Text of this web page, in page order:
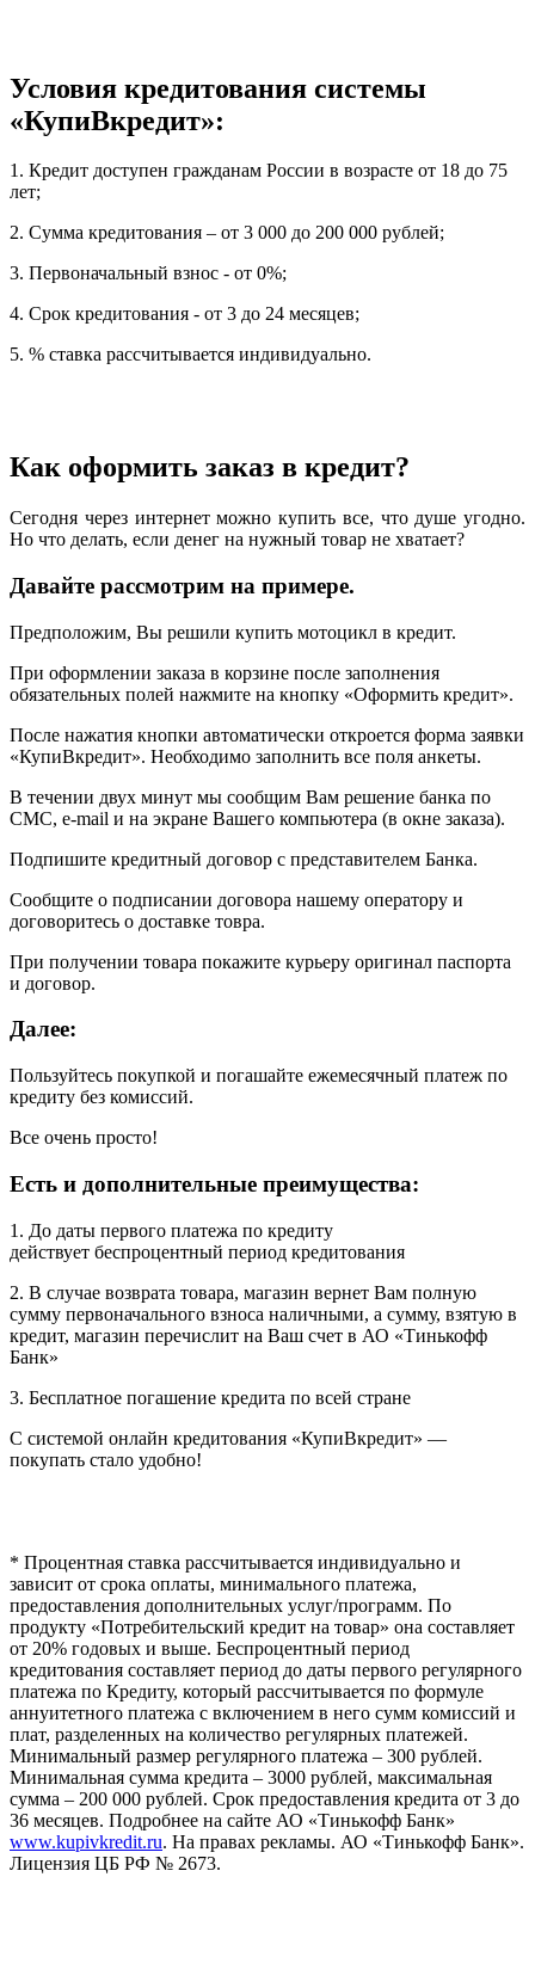
Условия кредитования системы
«КупиВкредит»:
1. Кредит доступен гражданам России в возрасте от 18 до 75
лет;
2. Сумма кредитования – от 3 000 до 200 000 рублей;
3. Первоначальный взнос - от 0%;
4. Срок кредитования - от 3 до 24 месяцев;
5. % ставка рассчитывается индивидуально.
Как оформить заказ в кредит?
Сегодня через интернет можно купить все, что душе угодно.
Но что делать, если денег на нужный товар не хватает?
Давайте рассмотрим на примере.
Предположим, Вы решили купить мотоцикл в кредит.
При оформлении заказа в корзине после заполнения
обязательных полей нажмите на кнопку «Оформить кредит».
После нажатия кнопки автоматически откроется форма заявки
«КупиВкредит». Необходимо заполнить все поля анкеты.
В течении двух минут мы сообщим Вам решение банка по
СМС, e-mail и на экране Вашего компьютера (в окне заказа).
Подпишите кредитный договор с представителем Банка.
Сообщите о подписании договора нашему оператору и
договоритесь о доставке товра.
При получении товара покажите курьеру оригинал паспорта
и договор.
Далее:
Пользуйтесь покупкой и погашайте ежемесячный платеж по
кредиту без комиссий.
Все очень просто!
Есть и дополнительные преимущества:
1. До даты первого платежа по кредиту
действует беспроцентный период кредитования
2. В случае возврата товара, магазин вернет Вам полную
сумму первоначального взноса наличными, а сумму, взятую в
кредит, магазин перечислит на Ваш счет в АО «Тинькофф
Банк»
3. Бесплатное погашение кредита по всей стране
С системой онлайн кредитования «КупиВкредит» —
покупать стало удобно!
* Процентная ставка рассчитывается индивидуально и
зависит от срока оплаты, минимального платежа,
предоставления дополнительных услуг/программ. По
продукту «Потребительский кредит на товар» она составляет
от 20% годовых и выше. Беспроцентный период
кредитования составляет период до даты первого регулярного
платежа по Кредиту, который рассчитывается по формуле
аннуитетного платежа с включением в него сумм комиссий и
плат, разделенных на количество регулярных платежей.
Минимальный размер регулярного платежа – 300 рублей.
Минимальная сумма кредита – 3000 рублей, максимальная
сумма – 200 000 рублей. Срок предоставления кредита от 3 до
36 месяцев. Подробнее на сайте АО «Тинькофф Банк»
www.kupivkredit.ru. На правах рекламы. АО «Тинькофф Банк».
Лицензия ЦБ РФ № 2673.